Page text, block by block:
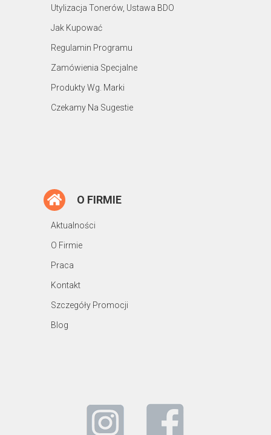
Utylizacja Tonerów, Ustawa BDO
Jak Kupować
Regulamin Programu
Zamówienia Specjalne
Produkty Wg. Marki
Czekamy Na Sugestie
O FIRMIE
Aktualności
O Firmie
Praca
Kontakt
Szczegóły Promocji
Blog